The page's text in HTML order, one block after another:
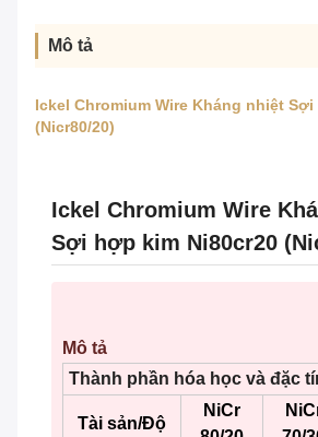
Mô tả
Ickel Chromium Wire Kháng nhiệt
(Nicr80/20)
Ickel Chromium Wire
Sợi hợp kim Ni80cr20
Mô tả
Thành phần hóa học và đặc
Tài sản/Độ
NiCr